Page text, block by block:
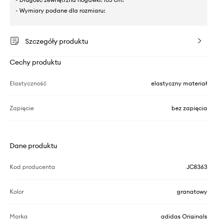
- Wymiary podane dla rozmiaru:
Szczegóły produktu
Cechy produktu
Elastyczność elastyczny materiał
Zapięcie bez zapięcia
Dane produktu
Kod producenta JC8363
Kolor granatowy
Marka adidas Originals